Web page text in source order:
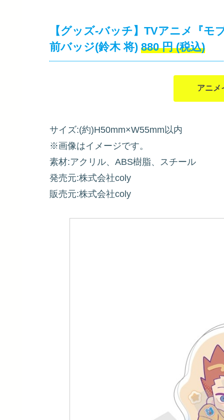
【グッズ-バッチ】TVアニメ『
前バッジ(鈴木 将) 880 円 (税込)
アニメ
サイズ:(約)H50mm×W55mm以内
※画像はイメージです。
素材:アクリル、ABS樹脂、スチール
発売元:株式会社coly
販売元:株式会社coly